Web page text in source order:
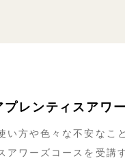
ンティスアワー
方や色々な不安なこ
ワーズコースを受講